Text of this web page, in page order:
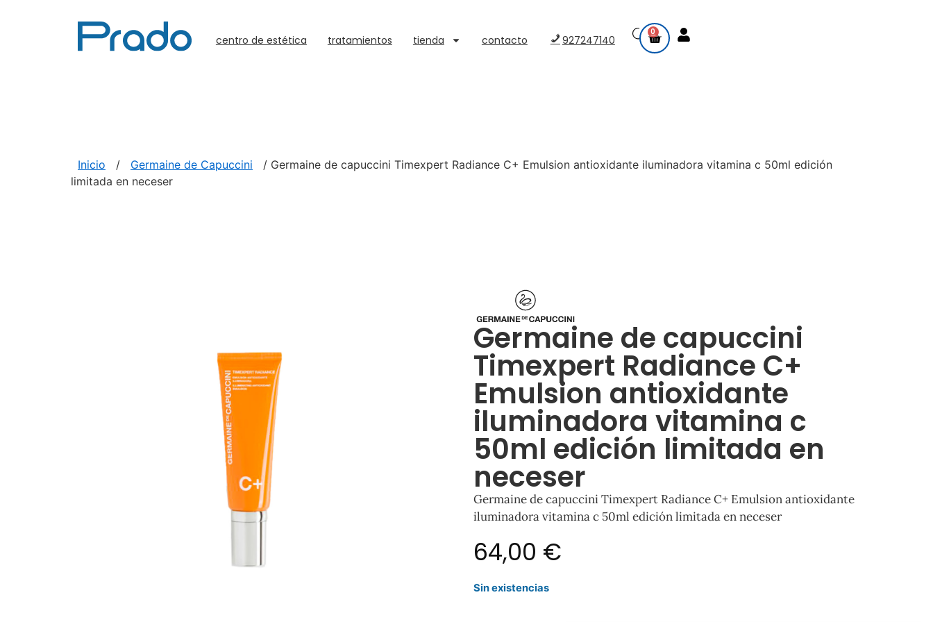
centro de estética tratamientos tienda contacto 927247140
0
Inicio / Germaine de Capuccini
/ Germaine de capuccini Timexpert Radiance C+ Emulsion antioxidante iluminadora vitamina c 50ml edición
limitada en neceser
Germaine de capuccini
Timexpert Radiance C+
Emulsion antioxidante
iluminadora vitamina c
50ml edición limitada en
neceser
Germaine de capuccini Timexpert Radiance C+ Emulsion antioxidante
iluminadora vitamina c 50ml edición limitada en neceser
64,00 €
Sin existencias